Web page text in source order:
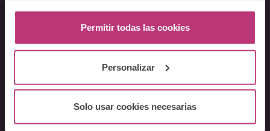
Permitir todas las cookies
Personalizar
Solo usar cookies necesarias
Herramientas de Psicoterapia Perinatal
Psiquiatría perinatal
Lactancia y Salud Mental
parto
Monográficos – Cursos Cortos
Principios de atención en Salud Mental Perinatal